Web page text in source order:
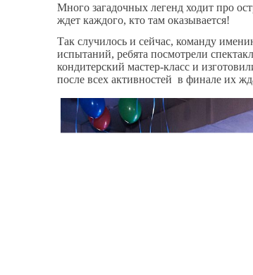
Много загадочных легенд ходит про
ждет каждого, кто там оказывается!
Так случилось и сейчас, команду
испытаний, ребята посмотрели
кондитерский мастер-класс и
после всех активностей в финале их